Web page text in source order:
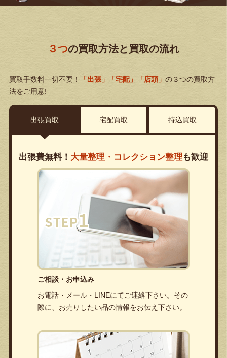
３つの買取方法と買取の流れ
買取手数料一切不要！ 「出張」「宅配」「店頭」 の３つの買取方
法をご用意!
出張買取 宅配買取 持込買取
出張費無料！ 大量整理・コレクション整理 も歓迎
ご相談・お申込み
お電話・メール・LINEにてご連絡下さい。その
際に、お売りしたい品の情報をお伝え下さい。